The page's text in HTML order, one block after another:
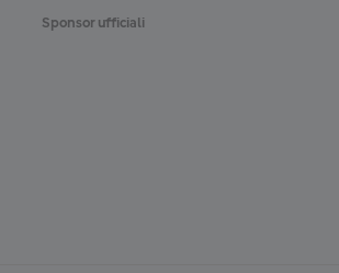
Sponsor ufficiali